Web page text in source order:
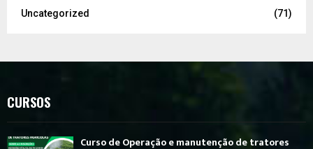
Uncategorized
(71)
CURSOS
Curso de Operação e manutenção de tratores